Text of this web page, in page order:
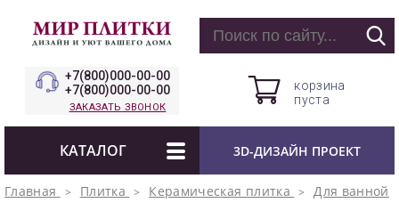
+7(800)000-00-00
+7(800)000-00-00
ЗАКАЗАТЬ ЗВОНОК
корзина
пуста
КАТАЛОГ 3D-ДИЗАЙН ПРОЕКТ
Главная Плитка Керамическая плитка
Для ванной